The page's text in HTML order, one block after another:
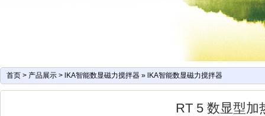
首页 > 产品展示 > lKA智能数显磁力搅拌器 » lKA智能数显磁力搅拌器
RT 5 数显型加